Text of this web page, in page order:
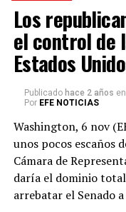
Los
el control de
Estados
Publicado hace 2 años en
Por EFE NOTICIAS
Washington, 6 nov
unos pocos escaños
Cámara de
daría el dominio total
arrebatar el Senado